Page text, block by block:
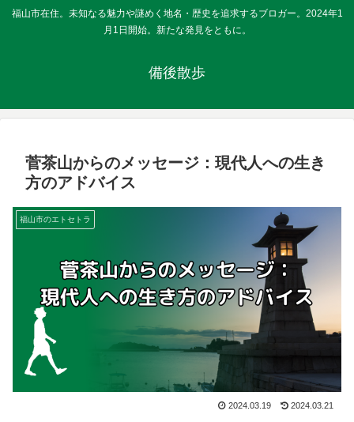
福山市在住。未知なる魅力や謎めく地名・歴史を追求するブロガー。2024年1
月1日開始。新たな発見をともに。
備後散歩
菅茶山からのメッセージ：現代人への生き
方のアドバイス
福山市のエトセトラ
2024.03.19 2024.03.21